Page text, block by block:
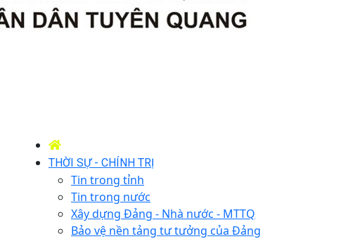
THỜI SỰ - CHÍNH TRỊ
Tin trong tỉnh
Tin trong nước
Xây dựng Đảng - Nhà nước - MTTQ
Bảo vệ nền tảng tư tưởng của Đảng